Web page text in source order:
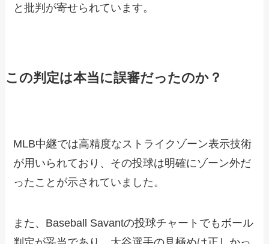
と批判が寄せられています。
この判定は本当に誤審だったのか？
MLB中継では高精度なストライクゾーン表示技術
が用いられており、その投球は明確にゾーン外だ
ったことが示されていました。
また、Baseball Savantの投球チャートでもボール